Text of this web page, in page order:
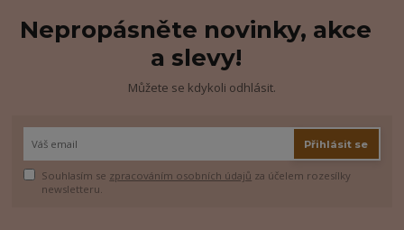
Nepropásněte novinky, akce
a slevy!
Můžete se kdykoli odhlásit.
Přihlásit se
Souhlasím se zpracováním osobních údajů za účelem rozesílky
newsletteru.